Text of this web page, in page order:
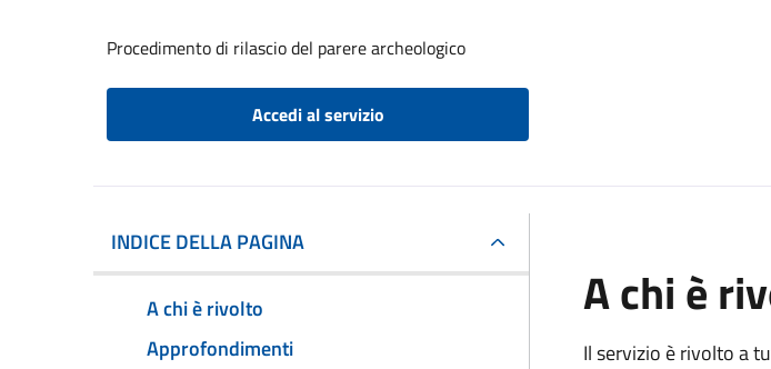
Procedimento di rilascio del parere archeologico
Accedi al servizio
INDICE DELLA PAGINA
A chi è rivolto
Approfondimenti
A chi è
Il servizio è rivolto a